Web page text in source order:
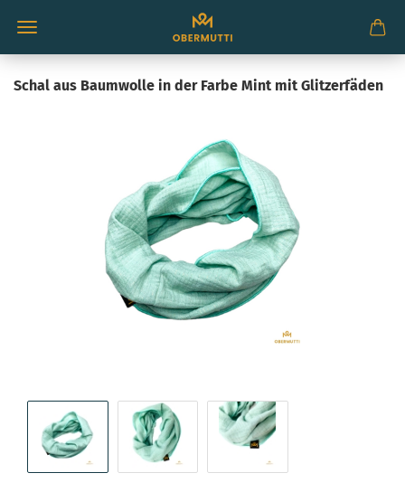
Schal aus Baumwolle in der Farbe Mint mit Glitzerfäden